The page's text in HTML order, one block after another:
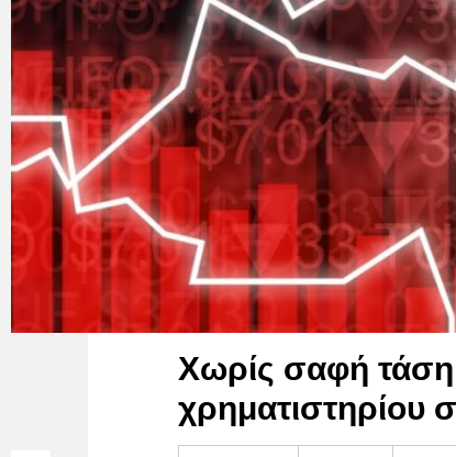
Χωρίς σαφή τάση
χρηματιστηρίου